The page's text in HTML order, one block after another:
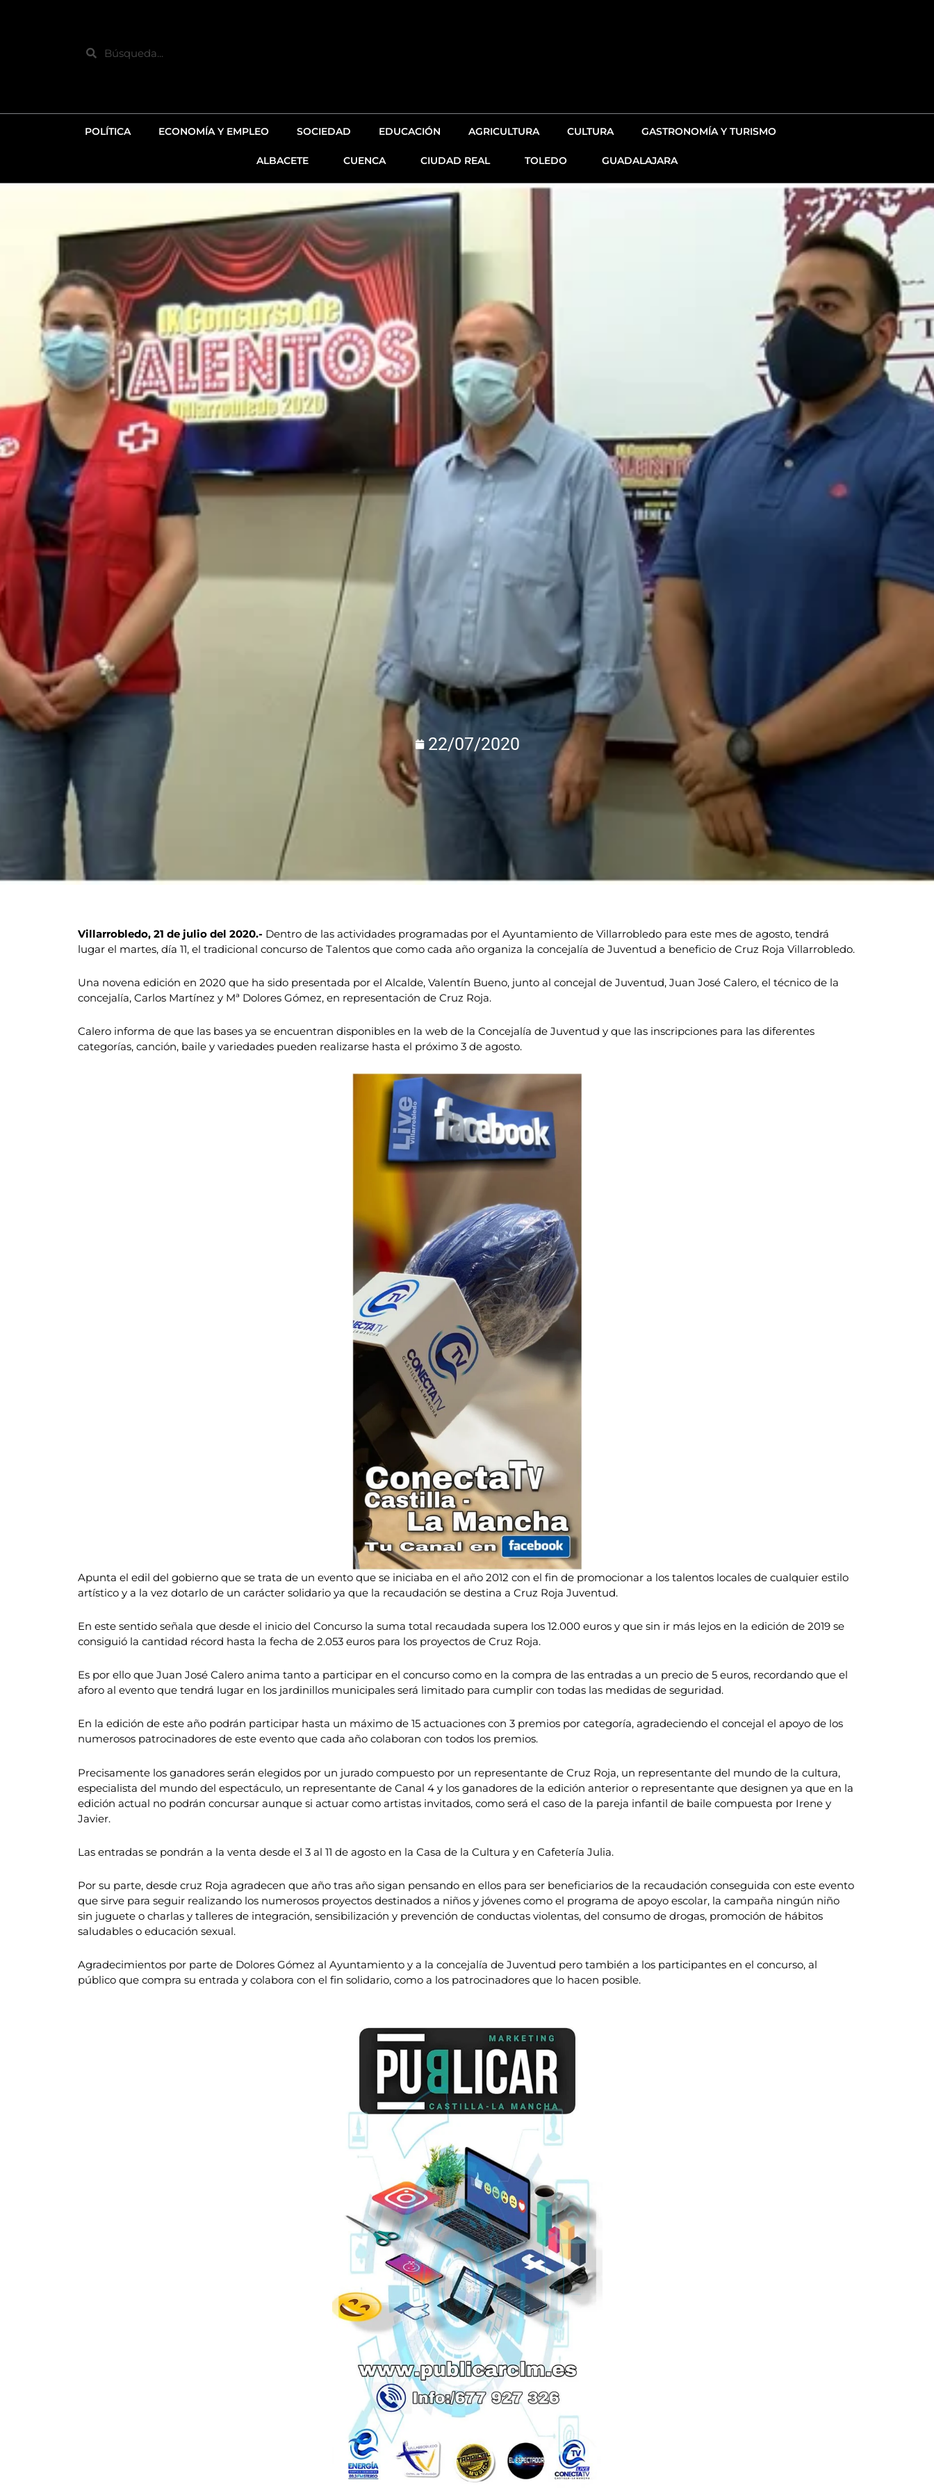
Search
POLÍTICA ECONOMÍA Y EMPLEO SOCIEDAD EDUCACIÓN AGRICULTURA CULTURA GASTRONOMÍA Y TURISMO
ALBACETE CUENCA CIUDAD REAL TOLEDO GUADALAJARA
22/07/2020
Villarrobledo, 21 de julio del 2020.- Dentro de las actividades programadas por el Ayuntamiento de Villarrobledo para este mes de agosto, tendrá
lugar el martes, día 11, el tradicional concurso de Talentos que como cada año organiza la concejalía de Juventud a beneficio de Cruz Roja Villarrobledo.
Una novena edición en 2020 que ha sido presentada por el Alcalde, Valentín Bueno, junto al concejal de Juventud, Juan José Calero, el técnico de la
concejalía, Carlos Martínez y Mª Dolores Gómez, en representación de Cruz Roja.
Calero informa de que las bases ya se encuentran disponibles en la web de la Concejalía de Juventud y que las inscripciones para las diferentes
categorías, canción, baile y variedades pueden realizarse hasta el próximo 3 de agosto.
Apunta el edil del gobierno que se trata de un evento que se iniciaba en el año 2012 con el fin de promocionar a los talentos locales de cualquier estilo
artístico y a la vez dotarlo de un carácter solidario ya que la recaudación se destina a Cruz Roja Juventud.
En este sentido señala que desde el inicio del Concurso la suma total recaudada supera los 12.000 euros y que sin ir más lejos en la edición de 2019 se
consiguió la cantidad récord hasta la fecha de 2.053 euros para los proyectos de Cruz Roja.
Es por ello que Juan José Calero anima tanto a participar en el concurso como en la compra de las entradas a un precio de 5 euros, recordando que el
aforo al evento que tendrá lugar en los jardinillos municipales será limitado para cumplir con todas las medidas de seguridad.
En la edición de este año podrán participar hasta un máximo de 15 actuaciones con 3 premios por categoría, agradeciendo el concejal el apoyo de los
numerosos patrocinadores de este evento que cada año colaboran con todos los premios.
Precisamente los ganadores serán elegidos por un jurado compuesto por un representante de Cruz Roja, un representante del mundo de la cultura,
especialista del mundo del espectáculo, un representante de Canal 4 y los ganadores de la edición anterior o representante que designen ya que en la
edición actual no podrán concursar aunque si actuar como artistas invitados, como será el caso de la pareja infantil de baile compuesta por Irene y
Javier.
Las entradas se pondrán a la venta desde el 3 al 11 de agosto en la Casa de la Cultura y en Cafetería Julia.
Por su parte, desde cruz Roja agradecen que año tras año sigan pensando en ellos para ser beneficiarios de la recaudación conseguida con este evento
que sirve para seguir realizando los numerosos proyectos destinados a niños y jóvenes como el programa de apoyo escolar, la campaña ningún niño
sin juguete o charlas y talleres de integración, sensibilización y prevención de conductas violentas, del consumo de drogas, promoción de hábitos
saludables o educación sexual.
Agradecimientos por parte de Dolores Gómez al Ayuntamiento y a la concejalía de Juventud pero también a los participantes en el concurso, al
público que compra su entrada y colabora con el fin solidario, como a los patrocinadores que lo hacen posible.